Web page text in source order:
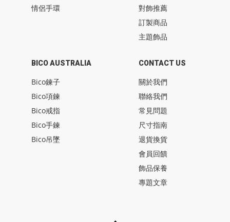
情侶手環
BICO AUSTRALIA
Bico鍊子
Bico項鍊
Bico戒指
Bico手鍊
Bico吊墜
對飾推薦
訂製商品
主題飾品
CONTACT US
關於我們
聯絡我們
常見問題
尺寸指南
退貨換貨
會員回饋
飾品保養
專題文章